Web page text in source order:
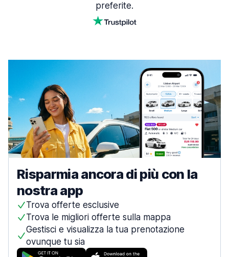
preferite.
Risparmia ancora di più con la
nostra app
Trova offerte esclusive
Trova le migliori offerte sulla mappa
Gestisci e visualizza la tua prenotazione
ovunque tu sia